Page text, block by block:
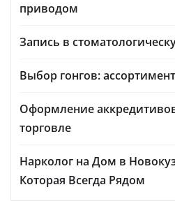
приводом
Запись в
Выбор гонгов:
Оформление
торговле
Нарколог на Дом в
Которая Всегда Рядом